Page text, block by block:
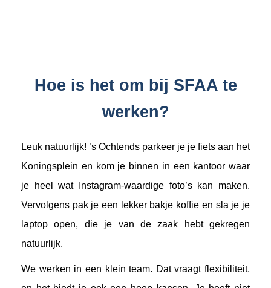
Hoe is het om bij SFAA te
werken?
Leuk natuurlijk! ’s Ochtends parkeer je je fiets aan het
Koningsplein en kom je binnen in een kantoor waar
je heel wat Instagram-waardige foto’s kan maken.
Vervolgens pak je een lekker bakje koffie en sla je je
laptop open, die je van de zaak hebt gekregen
natuurlijk.
We werken in een klein team. Dat vraagt flexibiliteit,